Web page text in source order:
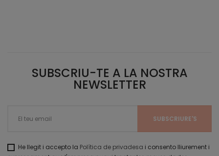
SUBSCRIU-TE A LA NOSTRA
NEWSLETTER
He llegit i accepto la Política de privadesa i consento lliurement i